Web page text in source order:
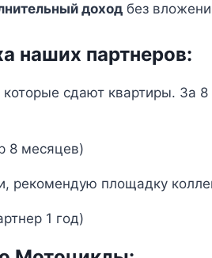
доходбез
наших партнеров:
сдают квартиры. За
8 месяцев)
рекомендую площадку
1 год)